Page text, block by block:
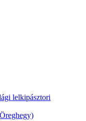
lelkipásztori